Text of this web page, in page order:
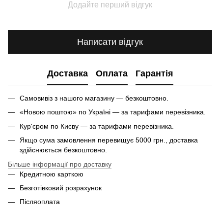
Додайте перший відгук
Написати відгук
Доставка Оплата Гарантія
Самовивіз з нашого магазину — безкоштовно.
«Новою поштою» по Україні — за тарифами перевізника.
Кур'єром по Києву — за тарифами перевізника.
Якщо сума замовлення перевищує 5000 грн., доставка
здійснюється безкоштовно.
Більше інформації про доставку
Кредитною карткою
Безготівковий розрахунок
Післяоплата